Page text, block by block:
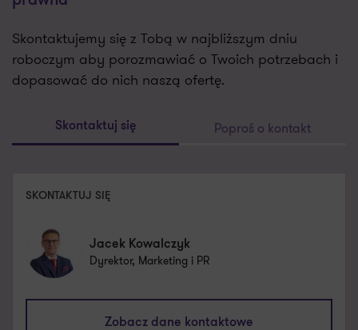
Skontaktujemy się z Tobą w najbliższym dniu
roboczym aby porozmawiać o Twoich potrzebach i
dopasować do nich naszą ofertę.
Skontaktuj się Poproś o kontakt
SKONTAKTUJ SIĘ
Jacek Kowalczyk
Dyrektor, Marketing i PR
Zobacz dane kontaktowe